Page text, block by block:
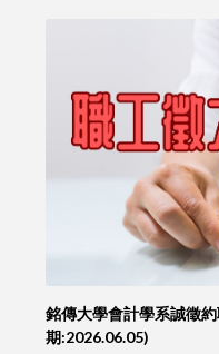
銘傳大學會計學系誠徵
期:2026.06.05)